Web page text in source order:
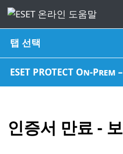
탭 선택
ESET PROTECT On-Prem
인증서 만료 -